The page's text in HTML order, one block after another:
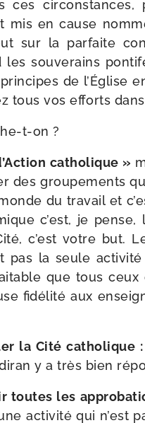
ces
mis en cause
sur la par­faite
les sou­ve­rains
de l’Église
tous vos efforts
t-on ?
catho­lique »
des grou­pe­ments
du tra­vail et
c’est, je
c’est votre but.
pas la seule
que tous ceux
fidé­li­té aux
la Cité catho­lique :
y a très bien
toutes les
acti­vi­té qui n’est